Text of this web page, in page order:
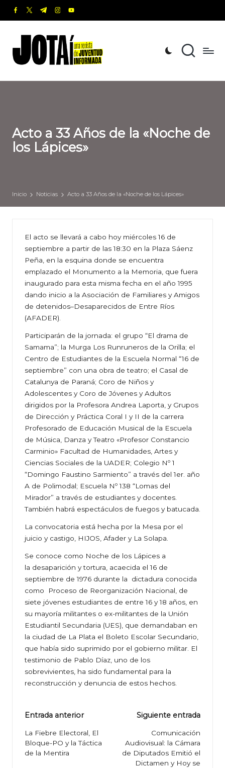
Saltar
contenido
facebook.com
twitter.com
t.me instagram.com
youtube.com
o
t
revista
de
Informada
Acto a 33 Años de la «Noche de
los Lápices»
Inicio Noticias Acto a 33 Años de la «Noche de los Lápices»
El acto se llevará a cabo hoy miércoles 16 de
septiembre a partir de las 18:30 en la Plaza Sáenz
Peña, en la esquina donde se encuentra
emplazado el Monumento a la Memoria, que fuera
inaugurado para esta misma fecha en el año 1995
dando inicio a la Asociación de Familiares y Amigos
de detenidos–Desaparecidos de Entre Ríos
(AFADER).
Participarán de la jornada: el grupo “El drama de
Samama”; la Murga Los Runruneros de la Orilla; el
Centro de Estudiantes de la Escuela Normal “16 de
septiembre” con una obra de teatro; el Casal de
Catalunya de Paraná; Coro de Niños y
Adolescentes y Coro de Jóvenes y Adultos
dirigidos por la Profesora Andrea Laporta, y Grupos
de Dirección y Práctica Coral I y II de la carrera
Profesorado de Educación Musical de la Escuela
de Música, Danza y Teatro «Profesor Constancio
Carminio» Facultad de Humanidades, Artes y
Ciencias Sociales de la UADER; Colegio Nº 1
“Domingo Faustino Sarmiento” a través del 1er. año
A de Polimodal; Escuela Nº 138 “Lomas del
Mirador” a través de estudiantes y docentes.
También habrá espectáculos de fuegos y batucada.
La convocatoria está hecha por la Mesa por el
juicio y castigo, HIJOS, Afader y La Solapa.
Se conoce como Noche de los Lápices a
la desaparición y tortura, acaecida el 16 de
septiembre de 1976 durante la dictadura conocida
como Proceso de Reorganización Nacional, de
siete jóvenes estudiantes de entre 16 y 18 años, en
su mayoría militantes o ex-militantes de la Unión
Estudiantil Secundaria (UES), que demandaban en
la ciudad de La Plata el Boleto Escolar Secundario,
que había sido suprimido por el gobierno militar. El
testimonio de Pablo Díaz, uno de los
sobrevivientes, ha sido fundamental para la
reconstrucción y denuncia de estos hechos.
Navegación
de
entradas
Entrada anterior
La Fiebre Electoral, El
Bloque-PO y la Táctica
de la Mentira
Siguiente entrada
Comunicación
Audiovisual: la Cámara
de Diputados Emitió el
Dictamen y Hoy se